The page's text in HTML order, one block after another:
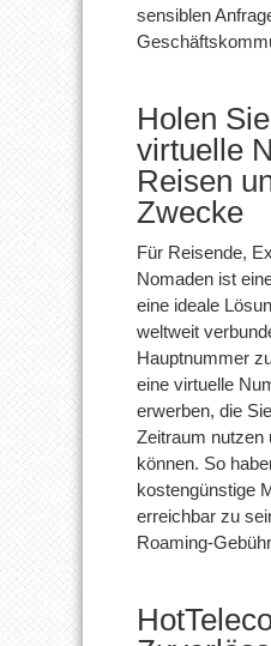
sensiblen
Holen
virtuelle
Reisen
Zwecke
Für Reisende,
Nomaden ist
eine ideale
weltweit
Hauptnummer
eine virtuelle
erwerben, die
Zeitraum nutzen
können. So
kostengünstige
erreichbar zu
Roaming-